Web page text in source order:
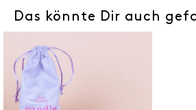
Das könnte Dir auch